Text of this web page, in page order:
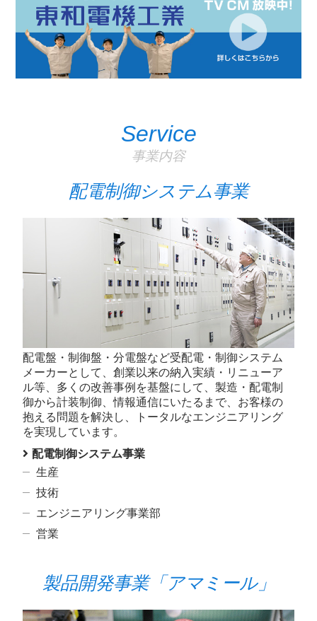
Service
事業内容
配電制御システム事業
配電盤・制御盤・分電盤など受配電・制御システム
メーカーとして、創業以来の納入実績・リニューア
ル等、多くの改善事例を基盤にして、製造・配電制
御から計装制御、情報通信にいたるまで、お客様の
抱える問題を解決し、トータルなエンジニアリング
を実現しています。
配電制御システム事業
生産
技術
エンジニアリング事業部
営業
製品開発事業「アマミール」